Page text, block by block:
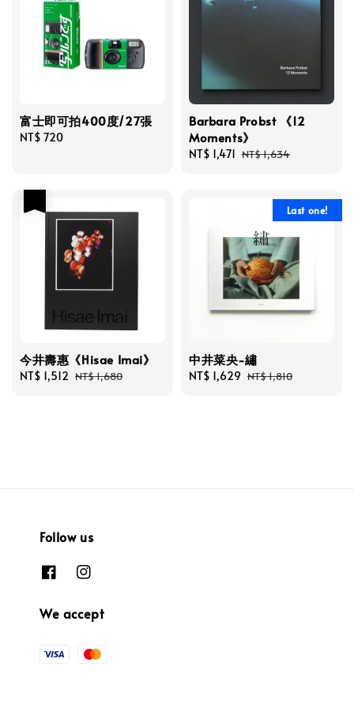
富士即可拍400度/27張
Regular
NT$ 720
Barbara Probst 《12
Moments》
Sale
NT$ 1,471 Regular
NT$ 1,634
今井壽惠《Hisae Imai》
Sale
NT$ 1,512 Regular
NT$ 1,680
Last one!
中井菜央-繡
Sale
NT$ 1,629 Regular
NT$ 1,810
Follow us
We accept